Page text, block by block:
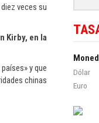
veces su
Kirby, en la
y que
chinas
Dólar
Euro